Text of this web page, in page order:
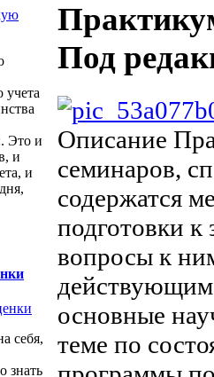
учета
Это и
и
и
себя,
знать
Под
Описание
семинаров,
содержатся
подготовки к
вопросы к
действующим
основные
теме по